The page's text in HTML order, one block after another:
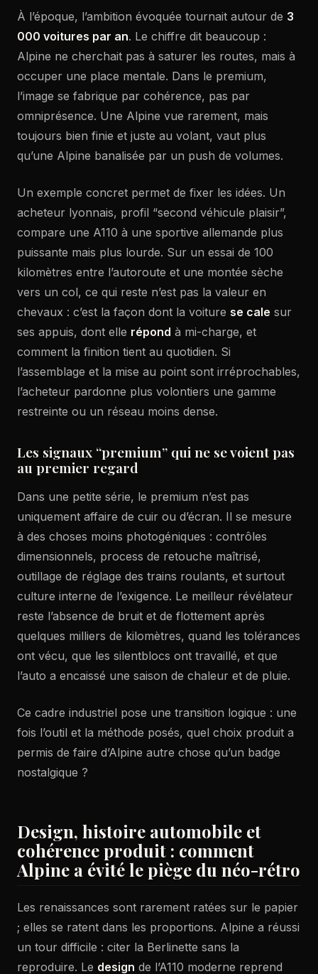
À l’époque, l’ambition évoquée tournait autour de 3
000 voitures par an. Le chiffre dit beaucoup :
Alpine ne cherchait pas à saturer les routes, mais à
occuper une place mentale. Dans le premium,
l’image se fabrique par cohérence, pas par
omniprésence. Une Alpine vue rarement, mais
toujours bien finie et juste au volant, vaut plus
qu’une Alpine banalisée par un push de volumes.
Un exemple concret permet de fixer les idées. Un
acheteur lyonnais, profil “second véhicule plaisir”,
compare une A110 à une sportive allemande plus
puissante mais plus lourde. Sur un essai de 100
kilomètres entre l’autoroute et une montée sèche
vers un col, ce qui reste n’est pas la valeur en
chevaux : c’est la façon dont la voiture se cale sur
ses appuis, dont elle répond à mi-charge, et
comment la finition tient au quotidien. Si
l’assemblage et la mise au point sont irréprochables,
l’acheteur pardonne plus volontiers une gamme
restreinte ou un réseau moins dense.
Les signaux “premium” qui ne se voient pas
au premier regard
Dans une petite série, le premium n’est pas
uniquement affaire de cuir ou d’écran. Il se mesure
à des choses moins photogéniques : contrôles
dimensionnels, process de retouche maîtrisé,
outillage de réglage des trains roulants, et surtout
culture interne de l’exigence. Le meilleur révélateur
reste l’absence de bruit et de flottement après
quelques milliers de kilomètres, quand les tolérances
ont vécu, que les silentblocs ont travaillé, et que
l’auto a encaissé une saison de chaleur et de pluie.
Ce cadre industriel pose une transition logique : une
fois l’outil et la méthode posés, quel choix produit a
permis de faire d’Alpine autre chose qu’un badge
nostalgique ?
Design, histoire automobile et
cohérence produit : comment
Alpine a évité le piège du néo-rétro
Les renaissances sont rarement ratées sur le papier
; elles se ratent dans les proportions. Alpine a réussi
un tour difficile : citer la Berlinette sans la
reproduire. Le design de l’A110 moderne reprend